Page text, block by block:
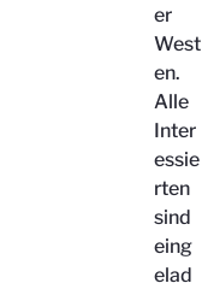
er
West
en.
Alle
Inter
essie
rten
sind
eing
elad